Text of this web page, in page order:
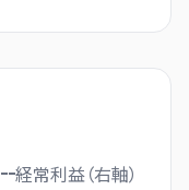
経常利益（右軸）